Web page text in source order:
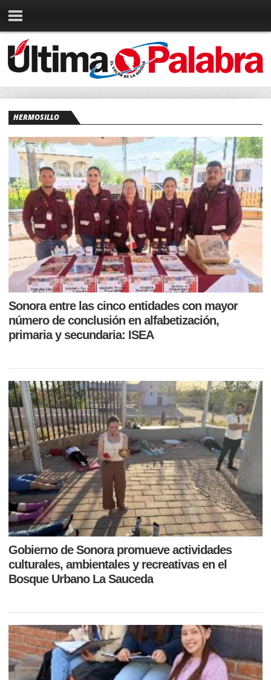
HERMOSILLO
Sonora entre las cinco entidades con mayor
número de conclusión en alfabetización,
primaria y secundaria: ISEA
Gobierno de Sonora promueve actividades
culturales, ambientales y recreativas en el
Bosque Urbano La Sauceda